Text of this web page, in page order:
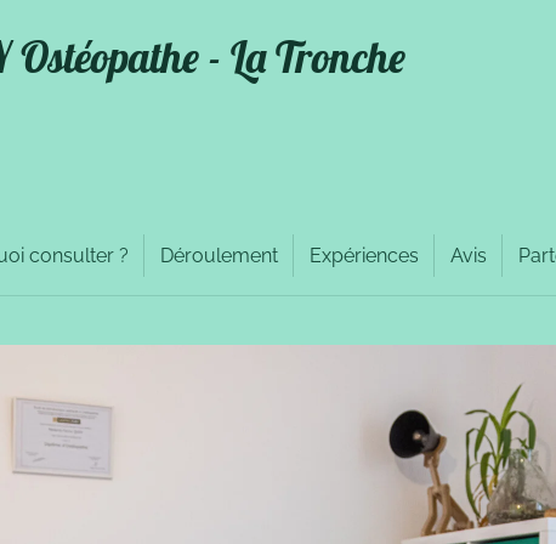
- La Tronche
consulter ? Déroulement Expériences Avis